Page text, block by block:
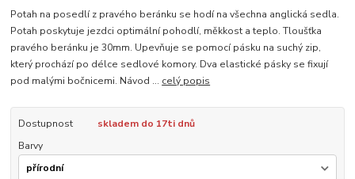
Potah na posedlí z pravého beránku se hodí na všechna anglická sedla.
Potah poskytuje jezdci optimální pohodlí, měkkost a teplo. Tloušťka
pravého beránku je 30mm. Upevňuje se pomocí pásku na suchý zip,
který prochází po délce sedlové komory. Dva elastické pásky se fixují
pod malými bočnicemi. Návod ... celý popis
Dostupnost
skladem do 17ti dnů
Barvy